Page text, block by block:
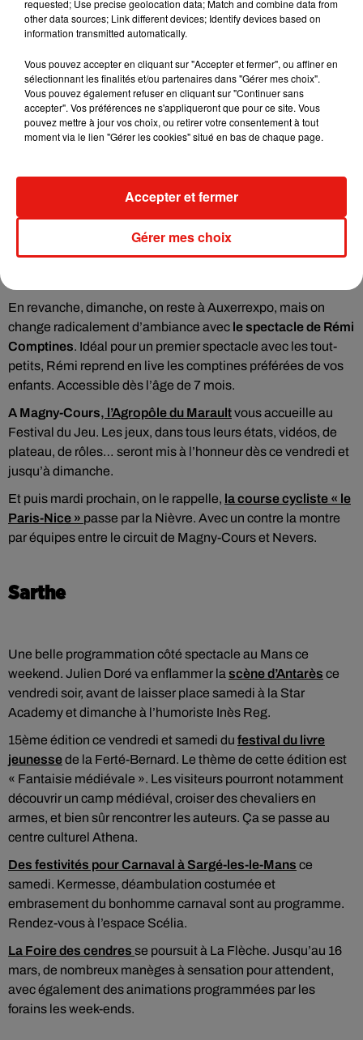
Enfin dimanche,le PEPSI d’Issoudunaccueillele 15ème
salon du pain, vin, fromage et produits du terroir. Près de 50
Bourgogne et Allier
bien chargé. Tout d’abord, avec
de 80 artistes seront réunis. Concours de tatouage, piercing,
concerts et spectacles sont programmés. Et puis samedi
soir, on reste un peu dans l’ambiance avec le Rock en Fût
Fest’. Concerts et bar à bières sont au programme… avec
En revanche, dimanche, on reste à Auxerrexpo, mais on
change radicalement d’ambiance avec le spectacle de Rémi
Comptines. Idéal pour un premier spectacle avec les tout-
petits, Rémi reprend en live les comptines préférées de vos
enfants. Accessible dès l’âge de 7 mois.
A Magny-Cours, l’Agropôle du Maraultvous accueille au
Festival du Jeu. Les jeux, dans tous leurs états, vidéos, de
plateau, de rôles… seront mis à l’honneur dès ce vendredi et
jusqu’à dimanche.
Et puis mardi prochain, on le rappelle, la course cycliste « le
Paris-Nice » passe par la Nièvre. Avec un contre la montre
par équipes entre le circuit de Magny-Cours et Nevers.
Sarthe
Une belle programmation côté spectacle au Mans ce
weekend. Julien Doré va enflammer la scène d’Antarès ce
vendredi soir, avant de laisser place samedi à la Star
Academy et dimanche à l’humoriste Inès Reg.
15ème édition ce vendredi et samedi du festival du livre
jeunessede la Ferté-Bernard. Le thème de cette édition est
« Fantaisie médiévale ». Les visiteurs pourront notamment
découvrir un camp médiéval, croiser des chevaliers en
armes, et bien sûr rencontrer les auteurs. Ça se passe au
centre culturel Athena.
Des festivités pour Carnaval à Sargé-les-le-Mans ce
samedi. Kermesse, déambulation costumée et
embrasement du bonhomme carnaval sont au programme.
Rendez-vous à l’espace Scélia.
La Foire des cendres se poursuit à La Flèche. Jusqu’au 16
mars, de nombreux manèges à sensation pour attendent,
avec également des animations programmées par les
forains les week-ends.
requested; Use precise geolocation data; Match and combine data from
other data sources; Link different devices; Identify devices based on
information transmitted automatically.
Vous pouvez accepter en cliquant sur "Accepter et fermer", ou affiner en
sélectionnant les finalités et/ou partenaires dans "Gérer mes choix".
Vous pouvez également refuser en cliquant sur "Continuer sans
accepter". Vos préférences ne s'appliqueront que pour ce site. Vous
pouvez mettre à jour vos choix, ou retirer votre consentement à tout
moment via le lien "Gérer les cookies" situé en bas de chaque page.
Gérer mes choix
Accepter et fermer